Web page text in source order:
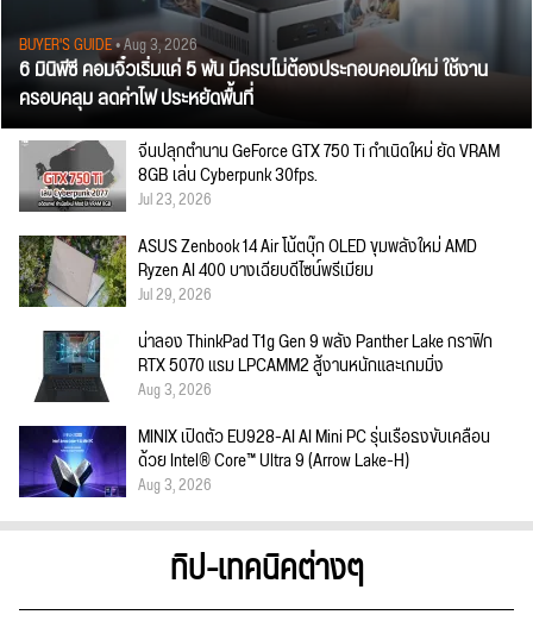
BUYER'S GUIDE• Aug 3, 2026
6 มินิพีซี คอมจิ๋วเริ่มแค่ 5 พัน มีครบไม่ต้องประกอบคอมใหม่ ใช้งาน
ครอบคลุม ลดค่าไฟ ประหยัดพื้นที่
จีนปลุกตำนาน GeForce GTX 750 Ti กำเนิดใหม่ ยัด VRAM
8GB เล่น Cyberpunk 30fps.
Jul 23, 2026
ASUS Zenbook 14 Air โน้ตบุ๊ก OLED ขุมพลังใหม่ AMD
Ryzen AI 400 บางเฉียบดีไซน์พรีเมียม
Jul 29, 2026
น่าลอง ThinkPad T1g Gen 9 พลัง Panther Lake กราฟิก
RTX 5070 แรม LPCAMM2 สู้งานหนักและเกมมิ่ง
Aug 3, 2026
MINIX เปิดตัว EU928-AI AI Mini PC รุ่นเรือธงขับเคลื่อน
ด้วย Intel® Core™ Ultra 9 (Arrow Lake-H)
Aug 3, 2026
ทิป-เทคนิคต่างๆ